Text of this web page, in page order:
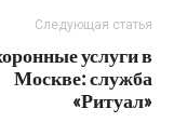
Следующая статья
услуги в
Москве: служба
«Ритуал»